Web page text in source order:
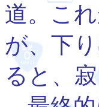
道。こ
が、下
ると、